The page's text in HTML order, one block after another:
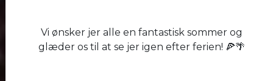
Vi ønsker jer alle en fantastisk sommer og
glæder os til at se jer igen efter ferien! 🍕🌴